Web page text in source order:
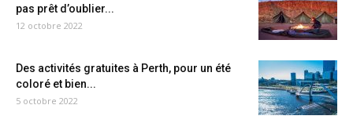
pas prêt d’oublier...
12 octobre 2022
Des activités gratuites à Perth, pour un été
coloré et bien...
5 octobre 2022